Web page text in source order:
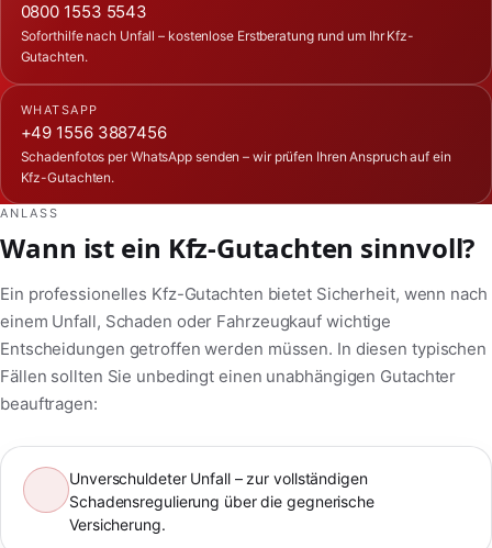
0800 1553 5543
Soforthilfe nach Unfall – kostenlose Erstberatung rund um Ihr Kfz-
Gutachten.
WHATSAPP
+49 1556 3887456
Schadenfotos per WhatsApp senden – wir prüfen Ihren Anspruch auf ein
Kfz-Gutachten.
ANLASS
Wann ist ein Kfz-Gutachten sinnvoll?
Ein professionelles Kfz-Gutachten bietet Sicherheit, wenn nach
einem Unfall, Schaden oder Fahrzeugkauf wichtige
Entscheidungen getroffen werden müssen. In diesen typischen
Fällen sollten Sie unbedingt einen unabhängigen Gutachter
beauftragen:
Unverschuldeter Unfall – zur vollständigen
Schadensregulierung über die gegnerische
Versicherung.